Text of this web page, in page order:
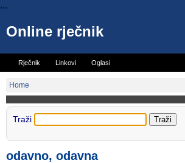
...
Online rječnik
Rječnik Linkovi Oglasi
Home
Traži
odavno, odavna